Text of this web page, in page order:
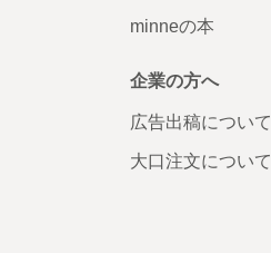
minneの本
企業の方へ
広告出稿について
大口注文について